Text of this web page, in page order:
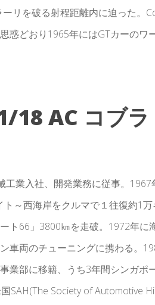
リを破る射程距離内に迫った。
惑どおり1965年にはGTカーのワ
18 AC コブラ
業入社、開発業務に従事。1967
～西海岸をクルマで１往復約1万
ト66」3800㎞を走破。1972年に
車両のチューニングに携わる。
業部に移籍、うち3年間シンガポ
SAH(The Society of Automotive